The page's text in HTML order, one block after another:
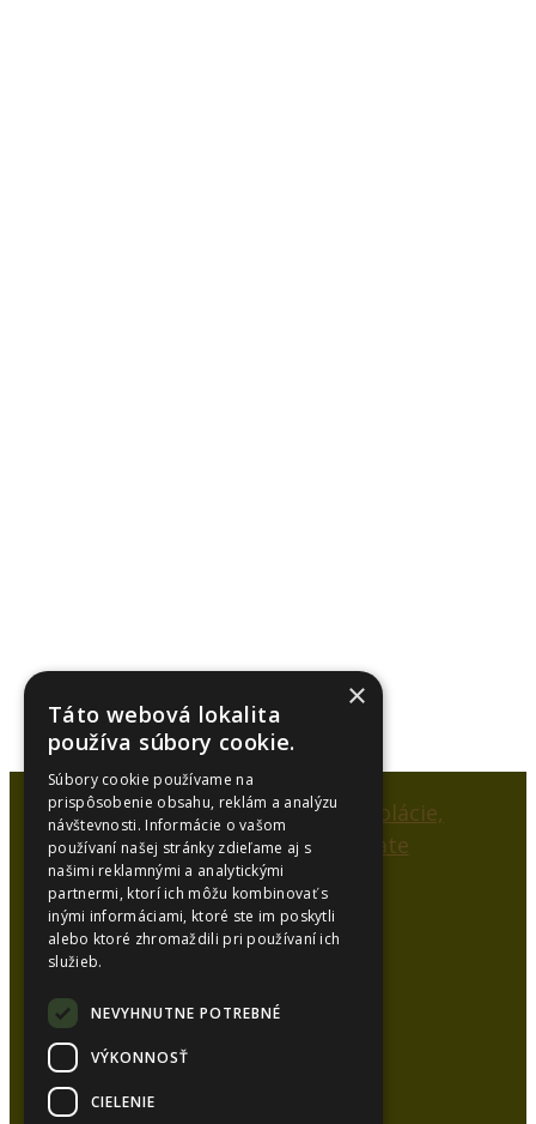
SYNCOL, s.r.o.
Karlová 53
×
Táto webová lokalita
používa súbory cookie.
Súbory cookie používame na
prispôsobenie obsahu, reklám a analýzu
návštevnosti. Informácie o vašom
používaní našej stránky zdieľame aj s
našimi reklamnými a analytickými
partnermi, ktorí ich môžu kombinovať s
inými informáciami, ktoré ste im poskytli
alebo ktoré zhromaždili pri používaní ich
služieb.
NEVYHNUTNE POTREBNÉ
VÝKONNOSŤ
CIELENIE